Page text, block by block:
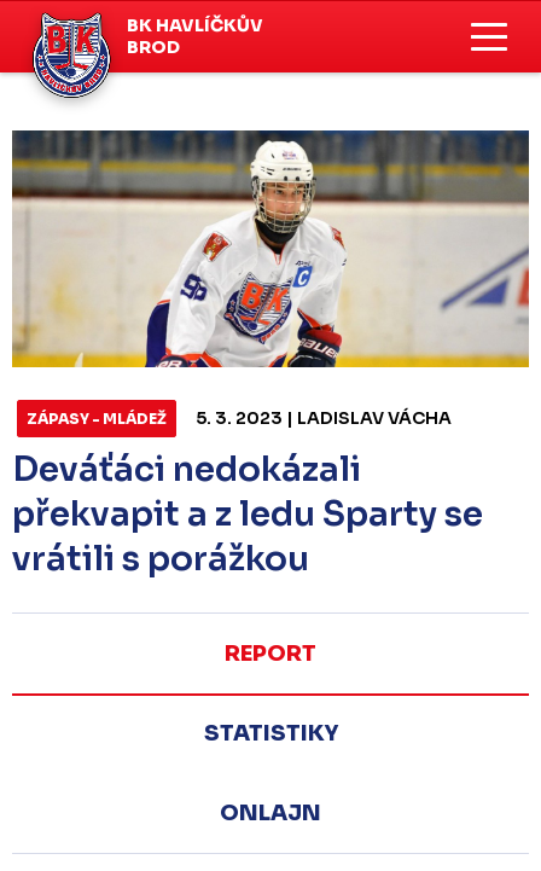
BK HAVLÍČKŮV
BROD
ZÁPASY - MLÁDEŽ 5. 3. 2023 | LADISLAV VÁCHA
Deváťáci nedokázali
překvapit a z ledu Sparty se
vrátili s porážkou
REPORT
STATISTIKY
ONLAJN